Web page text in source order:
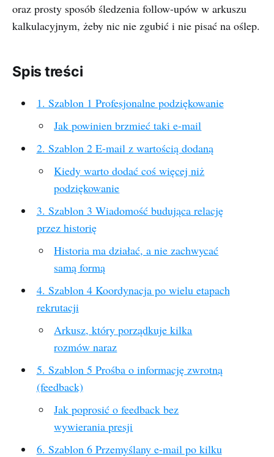
oraz prosty sposób śledzenia follow-upów w arkuszu
kalkulacyjnym, żeby nic nie zgubić i nie pisać na oślep.
Spis treści
1. Szablon 1 Profesjonalne podziękowanie
Jak powinien brzmieć taki e-mail
2. Szablon 2 E-mail z wartością dodaną
Kiedy warto dodać coś więcej niż
podziękowanie
3. Szablon 3 Wiadomość budująca relację
przez historię
Historia ma działać, a nie zachwycać
samą formą
4. Szablon 4 Koordynacja po wielu etapach
rekrutacji
Arkusz, który porządkuje kilka
rozmów naraz
5. Szablon 5 Prośba o informację zwrotną
(feedback)
Jak poprosić o feedback bez
wywierania presji
6. Szablon 6 Przemyślany e-mail po kilku